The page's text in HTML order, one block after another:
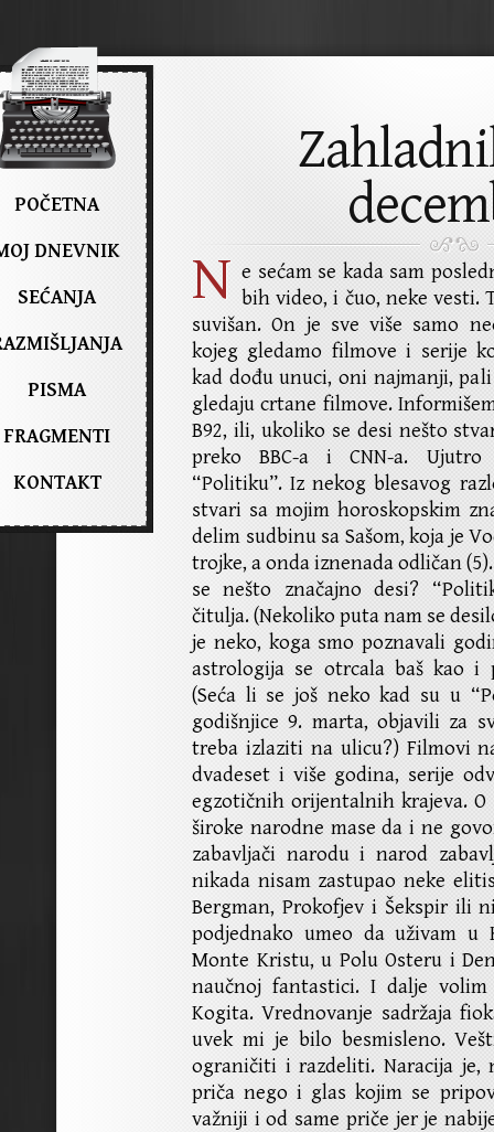
POČETNA
DNEVNIK
SEĆANJA
PISMA
FRAGMENTI
KONTAKT
N e sećam se kada sam
bih video, i čuo, neke vesti.
suvišan. On je sve više samo
kojeg gledamo filmove i serije
kad dođu unuci, oni najmanji,
gledaju crtane filmove.
B92, ili, ukoliko se desi nešto
preko BBC-a i CNN-a. Ujutro
“Politiku”. Iz nekog blesavog
stvari sa mojim horoskopskim
delim sudbinu sa Sašom, koja je
trojke, a onda iznenada odličan
se nešto značajno desi?
čitulja. (Nekoliko puta nam se
je neko, koga smo poznavali
astrologija se otrcala baš kao i
(Seća li se još neko kad su u
godišnjice 9. marta, objavili za
treba izlaziti na ulicu?) Filmovi
dvadeset i više godina, serije
egzotičnih orijentalnih krajeva. O
široke narodne mase da i ne
zabavljači narodu i narod
nikada nisam zastupao neke
Bergman, Prokofjev i Šekspir ili
podjednako umeo da uživam u
Monte Kristu, u Polu Osteru i
naučnoj fantastici. I dalje
Kogita. Vrednovanje sadržaja
uvek mi je bilo besmisleno.
ograničiti i razdeliti. Naracija je,
priča nego i glas kojim se
važniji i od same priče jer je